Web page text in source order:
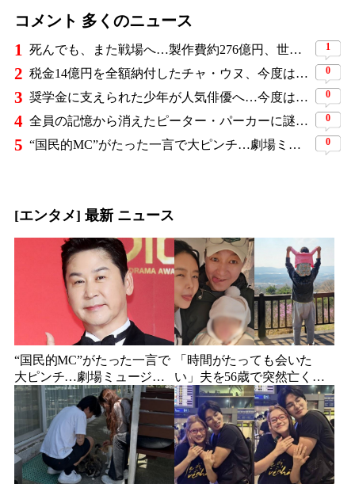
コメント 多くのニュース
1 死んでも、また戦場へ…製作費約276億円、世界興収584億円のSF大作『オール・ユー・ニード・イズ・キル』がついに配信 1
2 税金14億円を全額納付したチャ・ウヌ、今度は軍服姿で登場…鍛え上げた上半身に驚きの声 0
3 奨学金に支えられた少年が人気俳優へ…今度は子どもたちに総額5,000万円を寄付 0
4 全員の記憶から消えたピーター・パーカーに謎の敵と制御不能の新能力…『スパイダーマン：ブランド・ニュー・デイ』に期待爆発 0
5 “国民的MC”がたった一言で大ピンチ…劇場ミュージカルを巡る発言に批判続出、ついに長文で謝罪 0
[エンタメ] 最新 ニュース
“国民的MC”がたった一言で
大ピンチ…劇場ミュージカ
ルを巡る発言に批判続出、
ついに長文で謝罪
「時間がたっても会いた
い」夫を56歳で突然亡くし
た妻…笑顔が父親に似てき
た娘と歩む“その後”